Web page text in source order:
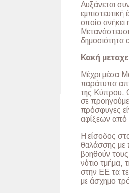
Aυξάνεται
οποίο
Κακή
Μέχρι μέσα
παράτυπα
της Κύπρου.
σε
πρόσφυγες
αφίξεων από
Η είσοδος
θαλάσσης με
βοηθούν
νότιο τμήμα,
στην ΕΕ τα
με άσχημο